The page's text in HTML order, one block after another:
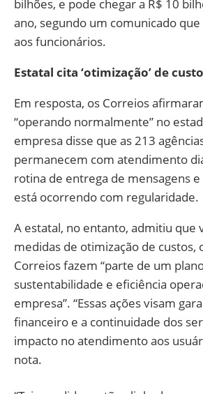
bilhões, e pode chegar a R$ 10
ano, segundo um comunicado
aos funcionários.
Estatal cita ‘otimização’ de
Em resposta, os Correios
“operando normalmente” no
empresa disse que as 213
permanecem com atendimento
rotina de entrega de mensagens
está ocorrendo com regularidade.
A estatal, no entanto, admitiu que
medidas de otimização de custos,
Correios fazem “parte de um
sustentabilidade e eficiência
empresa”. “Essas ações visam
financeiro e a continuidade dos
impacto no atendimento aos
nota.